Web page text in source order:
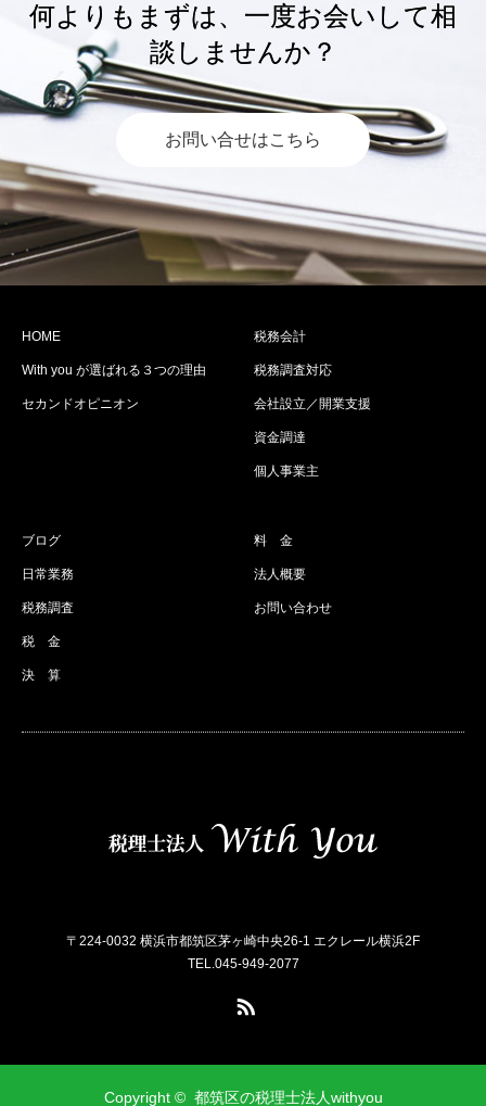
何よりもまずは、一度お会いして相
談しませんか？
お問い合せはこちら
HOME
With you が選ばれる３つの理由
セカンドオピニオン
税務会計
税務調査対応
会社設立／開業支援
資金調達
個人事業主
ブログ
日常業務
税務調査
税 金
決 算
料 金
法人概要
お問い合わせ
〒224-0032 横浜市都筑区茅ヶ崎中央26-1 エクレール横浜2F
TEL.045-949-2077
Copyright © 都筑区の税理士法人withyou